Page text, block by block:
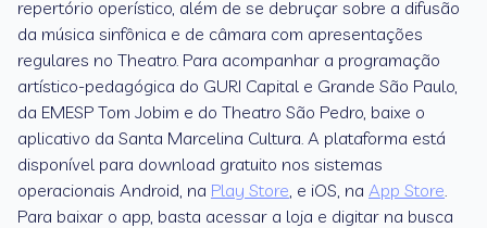
repertório operístico, além de se debruçar sobre a difusão
da música sinfônica e de câmara com apresentações
regulares no Theatro. Para acompanhar a programação
artístico-pedagógica do GURI Capital e Grande São Paulo,
da EMESP Tom Jobim e do Theatro São Pedro, baixe o
aplicativo da Santa Marcelina Cultura. A plataforma está
disponível para download gratuito nos sistemas
operacionais Android, na Play Store , e iOS, na App Store
Para baixar o app, basta acessar a loja e digitar na busca